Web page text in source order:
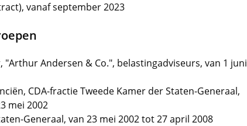
vanaf september 2023
Andersen & Co.", belastingadviseurs, van 1 juni
CDA-fractie Tweede Kamer der Staten-Generaal,
mei 2002
Generaal, van 23 mei 2002 tot 27 april 2008